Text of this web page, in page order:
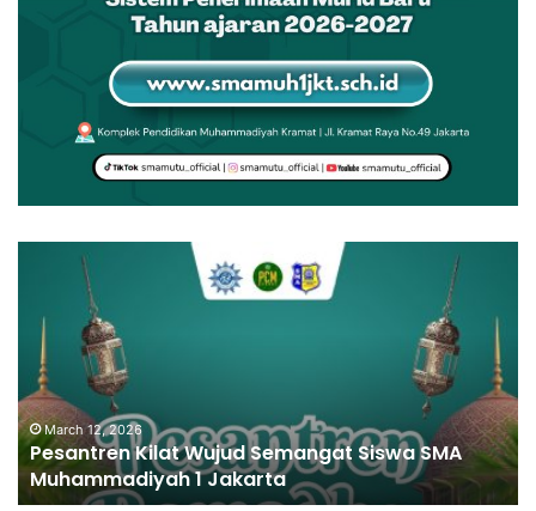
March 10, 2026
Gema Syiar Islam di Jantung Ibu Kota:
Kemeriahan ISMUBA Festival SMA
Muhammadiyah 1 Jakarta